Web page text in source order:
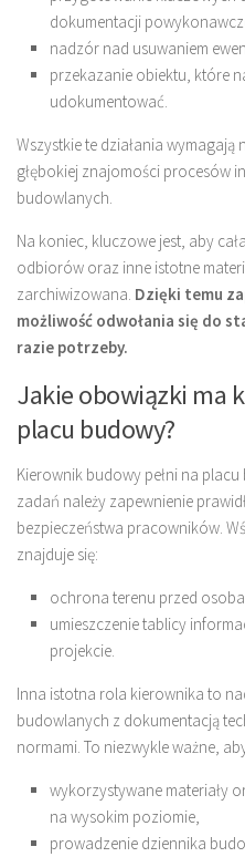
dokumentacji
nadzór nad usuwaniem
przekazanie obiektu, które
udokumentować.
Wszystkie te działania
głębokiej znajomości procesów
budowlanych.
Na koniec, kluczowe jest, aby
odbiorów oraz inne istotne
zarchiwizowana. Dzięki temu
możliwość odwołania się do
razie potrzeby.
Jakie obowiązki ma
placu budowy?
Kierownik budowy pełni na
zadań należy zapewnienie
bezpieczeństwa pracowników.
znajduje się:
ochrona terenu przed
umieszczenie tablicy
projekcie.
Inna istotna rola kierownika to
budowlanych z dokumentacją
normami. To niezwykle ważne,
wykorzystywane materiały
na wysokim poziomie,
prowadzenie dziennika